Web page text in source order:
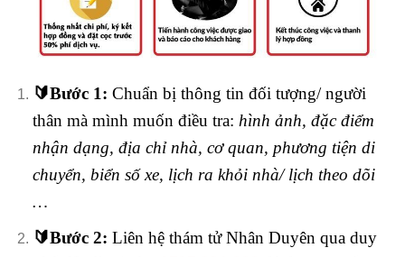
🔰Bước 1: Chuẩn bị thông tin đối tượng/ người
thân mà mình muốn điều tra: hình ảnh, đặc điểm
nhận dạng, địa chỉ nhà, cơ quan, phương tiện di
chuyển, biển số xe, lịch ra khỏi nhà/ lịch theo dõi
…
🔰Bước 2: Liên hệ thám tử Nhân Duyên qua duy